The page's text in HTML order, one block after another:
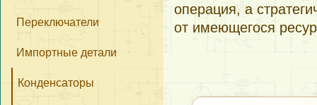
операция, а
от имеющегося
Переключатели
Импортные детали
Конденсаторы